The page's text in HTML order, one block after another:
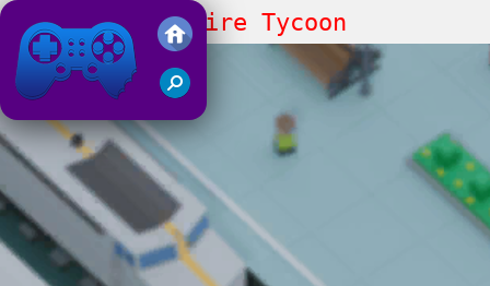
Juegos Friv 2019
Idle Train Empire Tycoon